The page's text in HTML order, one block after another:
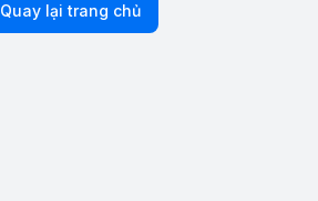
Quay lại trang chủ